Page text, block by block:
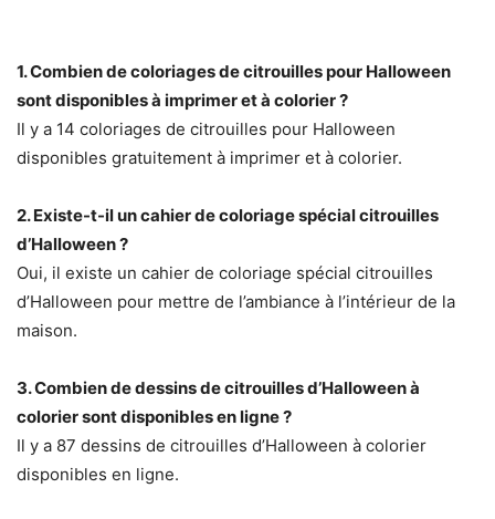
1. Combien de coloriages de citrouilles pour Halloween
sont disponibles à imprimer et à colorier ?
Il y a 14 coloriages de citrouilles pour Halloween
disponibles gratuitement à imprimer et à colorier.
2. Existe-t-il un cahier de coloriage spécial citrouilles
d’Halloween ?
Oui, il existe un cahier de coloriage spécial citrouilles
d’Halloween pour mettre de l’ambiance à l’intérieur de la
maison.
3. Combien de dessins de citrouilles d’Halloween à
colorier sont disponibles en ligne ?
Il y a 87 dessins de citrouilles d’Halloween à colorier
disponibles en ligne.